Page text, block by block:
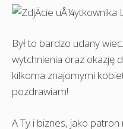
Był to bardzo udany
wytchnienia oraz okazję
kilkoma znajomymi
pozdrawiam!
A Ty i biznes, jako